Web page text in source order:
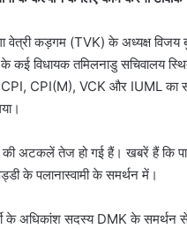
वेत्री कड़गम (TVK) के अध्यक्ष विजय
तमिलनाडु सचिवालय स्थित
CPI, CPI(M), VCK और IUML
अटकलें तेज हो गई हैं। खबरें हैं कि
के पलानास्वामी के समर्थन में।
के अधिकांश सदस्य DMK के